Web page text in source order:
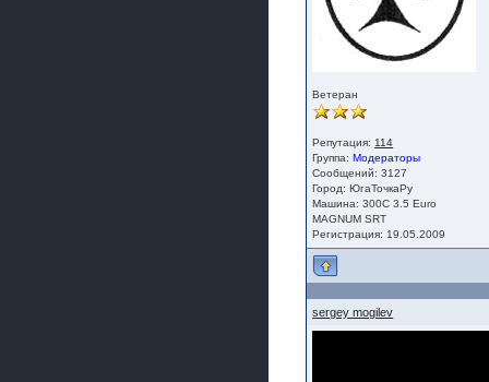
Ветеран
Репутация: 114
Группа:Модераторы
Сообщений: 3127
Город: ЮгаТочкаРу
Машина: 300С 3.5 Euro
MAGNUM SRT
Регистрация: 19.05.2009
sergey mogilev